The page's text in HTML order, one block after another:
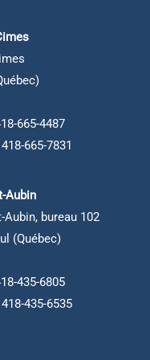
665-4487
665-7831
Aubin
Aubin, bureau 102
(Québec)
435-6805
435-6535